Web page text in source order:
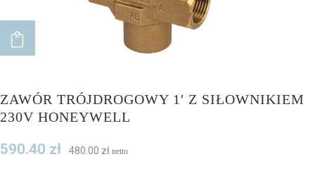
ZAWÓR TRÓJDROGOWY 1′ Z SIŁOWNIKIEM
230V HONEYWELL
590.40 zł 480.00 zł netto